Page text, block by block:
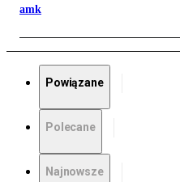
amk
Powiązane
Polecane
Najnowsze